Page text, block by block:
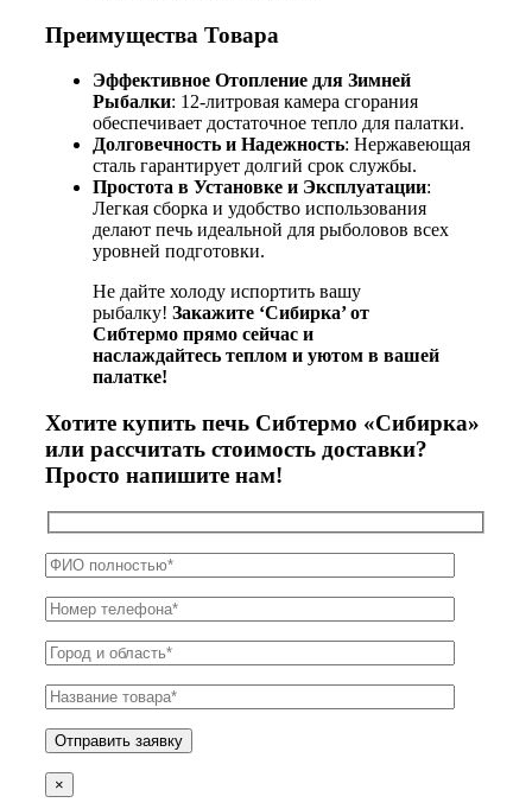
Преимущества Товара
Эффективное Отопление для Зимней
Рыбалки: 12-литровая камера сгорания
обеспечивает достаточное тепло для палатки.
Долговечность и Надежность: Нержавеющая
сталь гарантирует долгий срок службы.
Простота в Установке и Эксплуатации:
Легкая сборка и удобство использования
делают печь идеальной для рыболовов всех
уровней подготовки.
Не дайте холоду испортить вашу
рыбалку! Закажите ‘Сибирка’ от
Сибтермо прямо сейчас и
наслаждайтесь теплом и уютом в вашей
палатке!
Хотите купить печь Сибтермо «Сибирка»
или рассчитать стоимость доставки?
Просто напишите нам!
×